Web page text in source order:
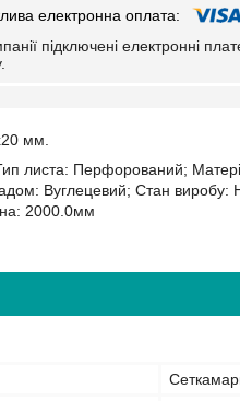
підключені електронні
мм.
листа: Перфорований;
Вуглецевий; Стан виробу:
2000.0мм